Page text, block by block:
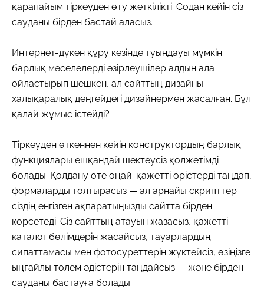
қарапайым тіркеуден өту жеткілікті. Содан кейін сіз
сауданы бірден бастай аласыз.
Интернет-дүкен құру кезінде туындауы мүмкін
барлық мәселелерді әзірлеушілер алдын ала
ойластырып шешкен, ал сайттың дизайны
халықаралық деңгейдегі дизайнермен жасалған. Бұл
қалай жұмыс істейді?
Тіркеуден өткеннен кейін конструктордың барлық
функциялары ешқандай шектеусіз қолжетімді
болады. Қолдану өте оңай: қажетті өрістерді таңдап,
формаларды толтырасыз — ал арнайы скрипттер
сіздің енгізген ақпаратыңызды сайтта бірден
көрсетеді. Сіз сайттың атауын жазасыз, қажетті
каталог бөлімдерін жасайсыз, тауарлардың
сипаттамасы мен фотосуреттерін жүктейсіз, өзіңізге
ыңғайлы төлем әдістерін таңдайсыз — және бірден
сауданы бастауға болады.